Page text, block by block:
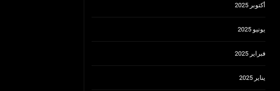
أكتوبر 2025
يونيو 2025
فبراير 2025
يناير 2025